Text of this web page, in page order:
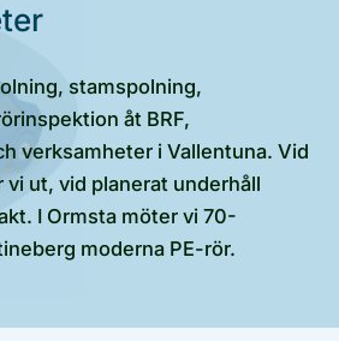
stamspolning,
åt BRF,
verksamheter i Vallentuna. Vid
ut, vid planerat underhåll
I Ormsta möter vi 70-
moderna PE-rör.